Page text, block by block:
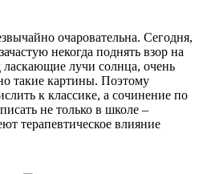
очаровательна. Сегодня,
некогда поднять взор на
лучи солнца, очень
такие картины. Поэтому
к классике, а сочинение по
не только в школе –
терапевтическое влияние